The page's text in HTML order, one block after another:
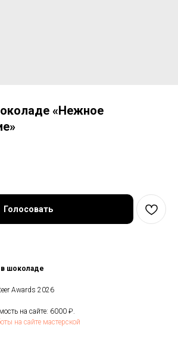
«Нежное
Голосовать
в шоколаде
Awards 2026
на сайте: 6000 ₽.
на сайте мастерской